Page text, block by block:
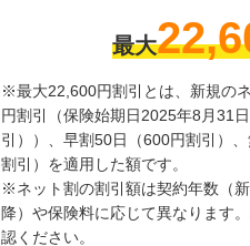
最大
※最大22,600円割引とは、新規の
円割引（保険始期日2025年8月31
引））、早割50日（600円割引）
割引）を適用した額です。
※ネット割の割引額は契約年数（
降）や保険料に応じて異なります
認ください。